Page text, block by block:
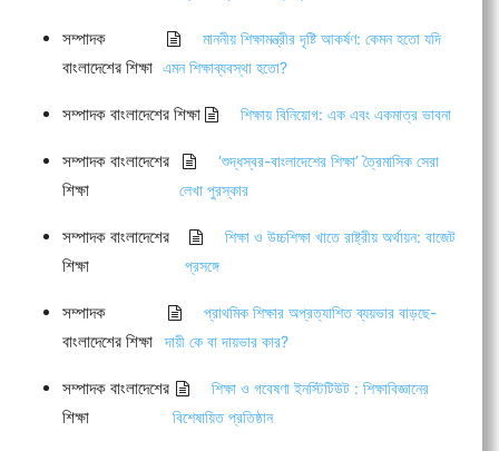
সম্পাদক
বাংলাদেশের শিক্ষা
মাননীয় শিক্ষামন্ত্রীর দৃষ্টি আকর্ষণ: কেমন হতো যদি
এমন শিক্ষাব্যবস্থা হতো?
সম্পাদক বাংলাদেশের শিক্ষা শিক্ষায় বিনিয়োগ: এক এবং একমাত্র ভাবনা
সম্পাদক বাংলাদেশের
শিক্ষা
‘শুদ্ধস্বর-বাংলাদেশের শিক্ষা’ ত্রৈমাসিক সেরা
লেখা পুরস্কার
সম্পাদক বাংলাদেশের
শিক্ষা
শিক্ষা ও উচ্চশিক্ষা খাতে রাষ্ট্রীয় অর্থায়ন: বাজেট
প্রসঙ্গে
সম্পাদক
বাংলাদেশের শিক্ষা
প্রাথমিক শিক্ষার অপ্রত্যাশিত ব্যয়ভার বাড়ছে-
দায়ী কে বা দায়ভার কার?
সম্পাদক বাংলাদেশের
শিক্ষা
শিক্ষা ও গবেষণা ইনস্টিটিউট : শিক্ষাবিজ্ঞানের
বিশেষায়িত প্রতিষ্ঠান